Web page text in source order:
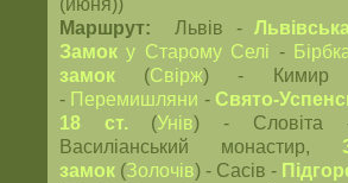
(июня))
Маршрут: Львів -
Замок у Старому Селі -
замок (Свірж) - Кимир -
- Перемишляни - Свято-
18 ст. (Унів) - Словіта
Василіанський монастир,
замок (Золочів) - Сасів -